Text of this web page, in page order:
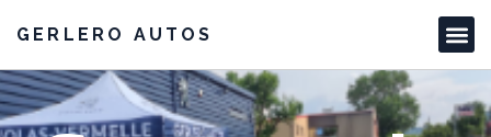
GERLERO AUTOS